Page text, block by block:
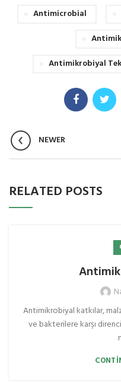
Antimicrobial
Antimikrobiyal
NEWER
RELATED POSTS
Antimikrobiyal katkılar,
ve bakterilere karşı